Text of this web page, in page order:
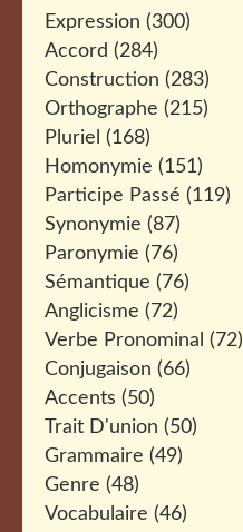
Expression (300)
Accord (284)
Construction (283)
Orthographe (215)
Pluriel (168)
Homonymie (151)
Participe Passé (119)
Synonymie (87)
Paronymie (76)
Sémantique (76)
Anglicisme (72)
Verbe Pronominal (72)
Conjugaison (66)
Accents (50)
Trait D'union (50)
Grammaire (49)
Genre (48)
Vocabulaire (46)